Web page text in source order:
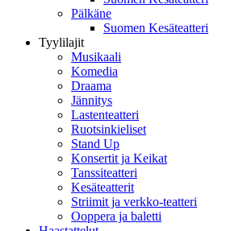
Pälkäne
Suomen Kesäteatteri
Tyylilajit
Musikaali
Komedia
Draama
Jännitys
Lastenteatteri
Ruotsinkieliset
Stand Up
Konsertit ja Keikat
Tanssiteatteri
Kesäteatterit
Striimit ja verkko-teatteri
Ooppera ja baletti